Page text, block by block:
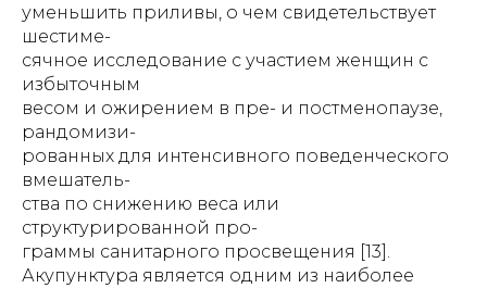
уменьшить приливы, о чем свидетельствует
шестиме-
сячное исследование с участием женщин с
избыточным
весом и ожирением в пре- и постменопаузе,
рандомизи-
рованных для интенсивного поведенческого
вмешатель-
ства по снижению веса или
структурированной про-
граммы санитарного просвещения [13].
Акупунктура является одним из наиболее